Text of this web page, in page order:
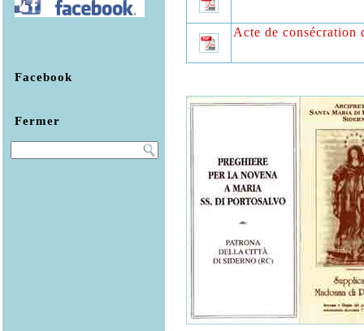
Facebook
Fermer
Acte de consécration